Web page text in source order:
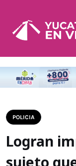
POLICIA
Logran
sujeto